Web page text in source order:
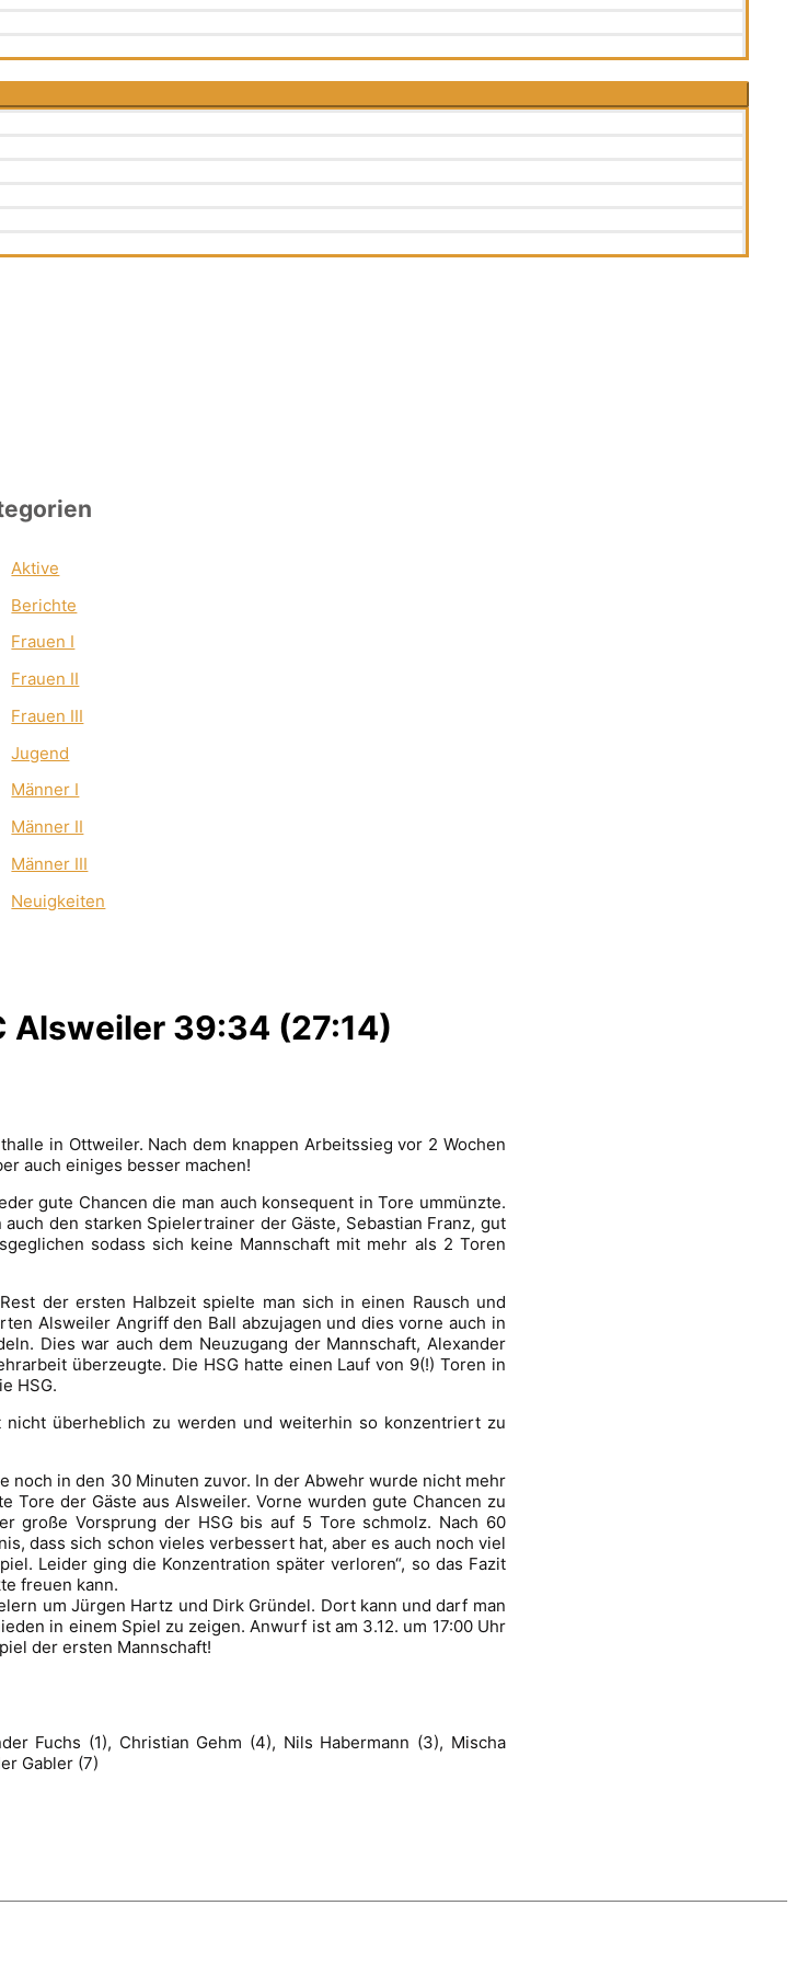
Aktive
Berichte
Frauen I
Frauen II
Frauen III
Jugend
Männer I
Männer II
Männer III
Neuigkeiten
Alsweiler 39:34 (27:14)
in Ottweiler. Nach dem knappen Arbeitssieg vor 2 Wochen
auch einiges besser machen!
gute Chancen die man auch konsequent in Tore ummünzte.
den starken Spielertrainer der Gäste, Sebastian Franz, gut
sodass sich keine Mannschaft mit mehr als 2 Toren
der ersten Halbzeit spielte man sich in einen Rausch und
Alsweiler Angriff den Ball abzujagen und dies vorne auch in
Dies war auch dem Neuzugang der Mannschaft, Alexander
überzeugte. Die HSG hatte einen Lauf von 9(!) Toren in
HSG.
überheblich zu werden und weiterhin so konzentriert zu
noch in den 30 Minuten zuvor. In der Abwehr wurde nicht mehr
der Gäste aus Alsweiler. Vorne wurden gute Chancen zu
große Vorsprung der HSG bis auf 5 Tore schmolz. Nach 60
dass sich schon vieles verbessert hat, aber es auch noch viel
Leider ging die Konzentration später verloren“, so das Fazit
freuen kann.
um Jürgen Hartz und Dirk Gründel. Dort kann und darf man
in einem Spiel zu zeigen. Anwurf ist am 3.12. um 17:00 Uhr
der ersten Mannschaft!
Fuchs (1), Christian Gehm (4), Nils Habermann (3), Mischa
Gabler (7)